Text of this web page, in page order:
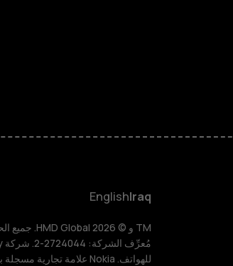
Terra M
HMD DUB
HMD Watch
Iraq
English
للهواتف. Nokia علامة تجارية مسجلة باسم شركة Nokia Corporation.